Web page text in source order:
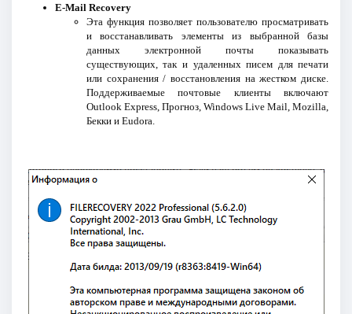
E-Mail Recovery
Эта функция позволяет пользователю просматривать
и восстанавливать элементы из выбранной базы
данных электронной почты показывать
существующих, так и удаленных писем для печати
или сохранения / восстановления на жестком диске.
Поддерживаемые почтовые клиенты включают
Outlook Express, Прогноз, Windows Live Mail, Mozilla,
Бекки и Eudora.